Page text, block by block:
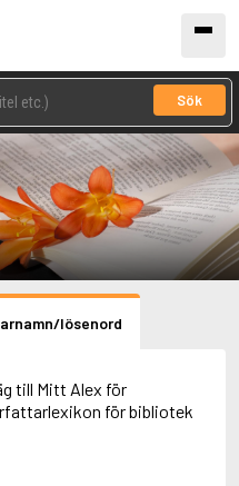
Sök
lösenord
till Mitt Alex för
för bibliotek